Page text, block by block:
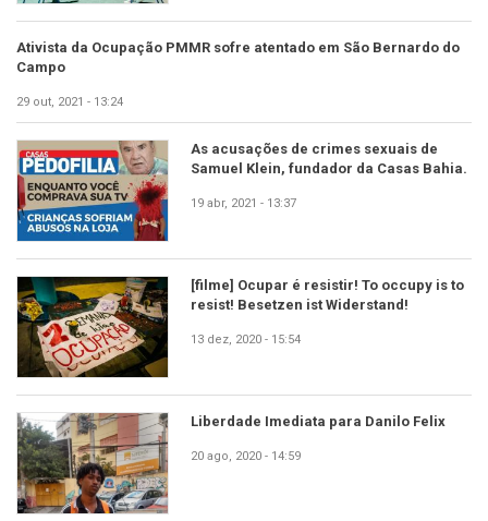
Ativista da Ocupação PMMR sofre atentado em São Bernardo do
Campo
29 out, 2021 - 13:24
As acusações de crimes sexuais de
Samuel Klein, fundador da Casas Bahia.
19 abr, 2021 - 13:37
[filme] Ocupar é resistir! To occupy is to
resist! Besetzen ist Widerstand!
13 dez, 2020 - 15:54
Liberdade Imediata para Danilo Felix
20 ago, 2020 - 14:59